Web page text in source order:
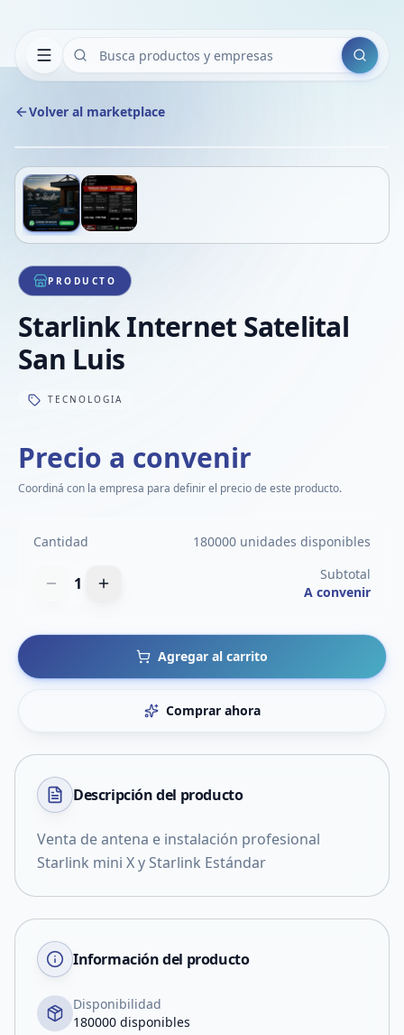
Buscar
Volver al marketplace
1/2
PRODUCTO
Starlink Internet Satelital
San Luis
TECNOLOGIA
Precio a convenir
Coordiná con la empresa para definir el precio de este producto.
Cantidad 180000 unidades disponibles
1
Subtotal
A convenir
Agregar al carrito
Comprar ahora
Descripción del producto
Venta de antena e instalación profesional
Starlink mini X y Starlink Estándar
Información del producto
Disponibilidad
180000 disponibles